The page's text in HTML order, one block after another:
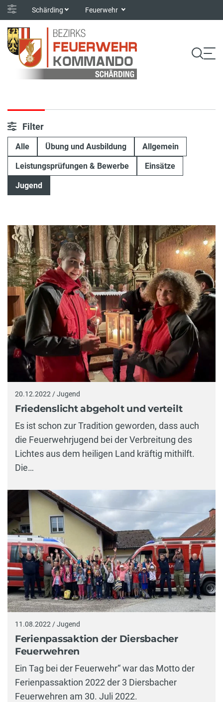
Schärding Feuerwehr
Filter
Alle Übung und Ausbildung Allgemein
Leistungsprüfungen & Bewerbe Einsätze
Jugend
20.12.2022 / Jugend
Friedenslicht abgeholt und verteilt
Es ist schon zur Tradition geworden, dass auch
die Feuerwehrjugend bei der Verbreitung des
Lichtes aus dem heiligen Land kräftig mithilft.
Die…
11.08.2022 / Jugend
Ferienpassaktion der Diersbacher
Feuerwehren
Ein Tag bei der Feuerwehr“ war das Motto der
Ferienpassaktion 2022 der 3 Diersbacher
Feuerwehren am 30. Juli 2022.